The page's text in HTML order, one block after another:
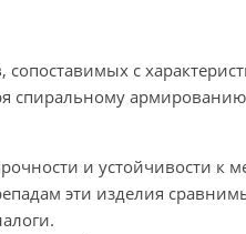
с
спиральному
и устойчивости к
эти изделия